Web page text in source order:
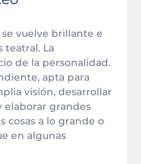
vuelve brillante e
teatral. La
de la personalidad.
apta para
visión, desarrollar
elaborar grandes
cosas a lo grande o
en algunas